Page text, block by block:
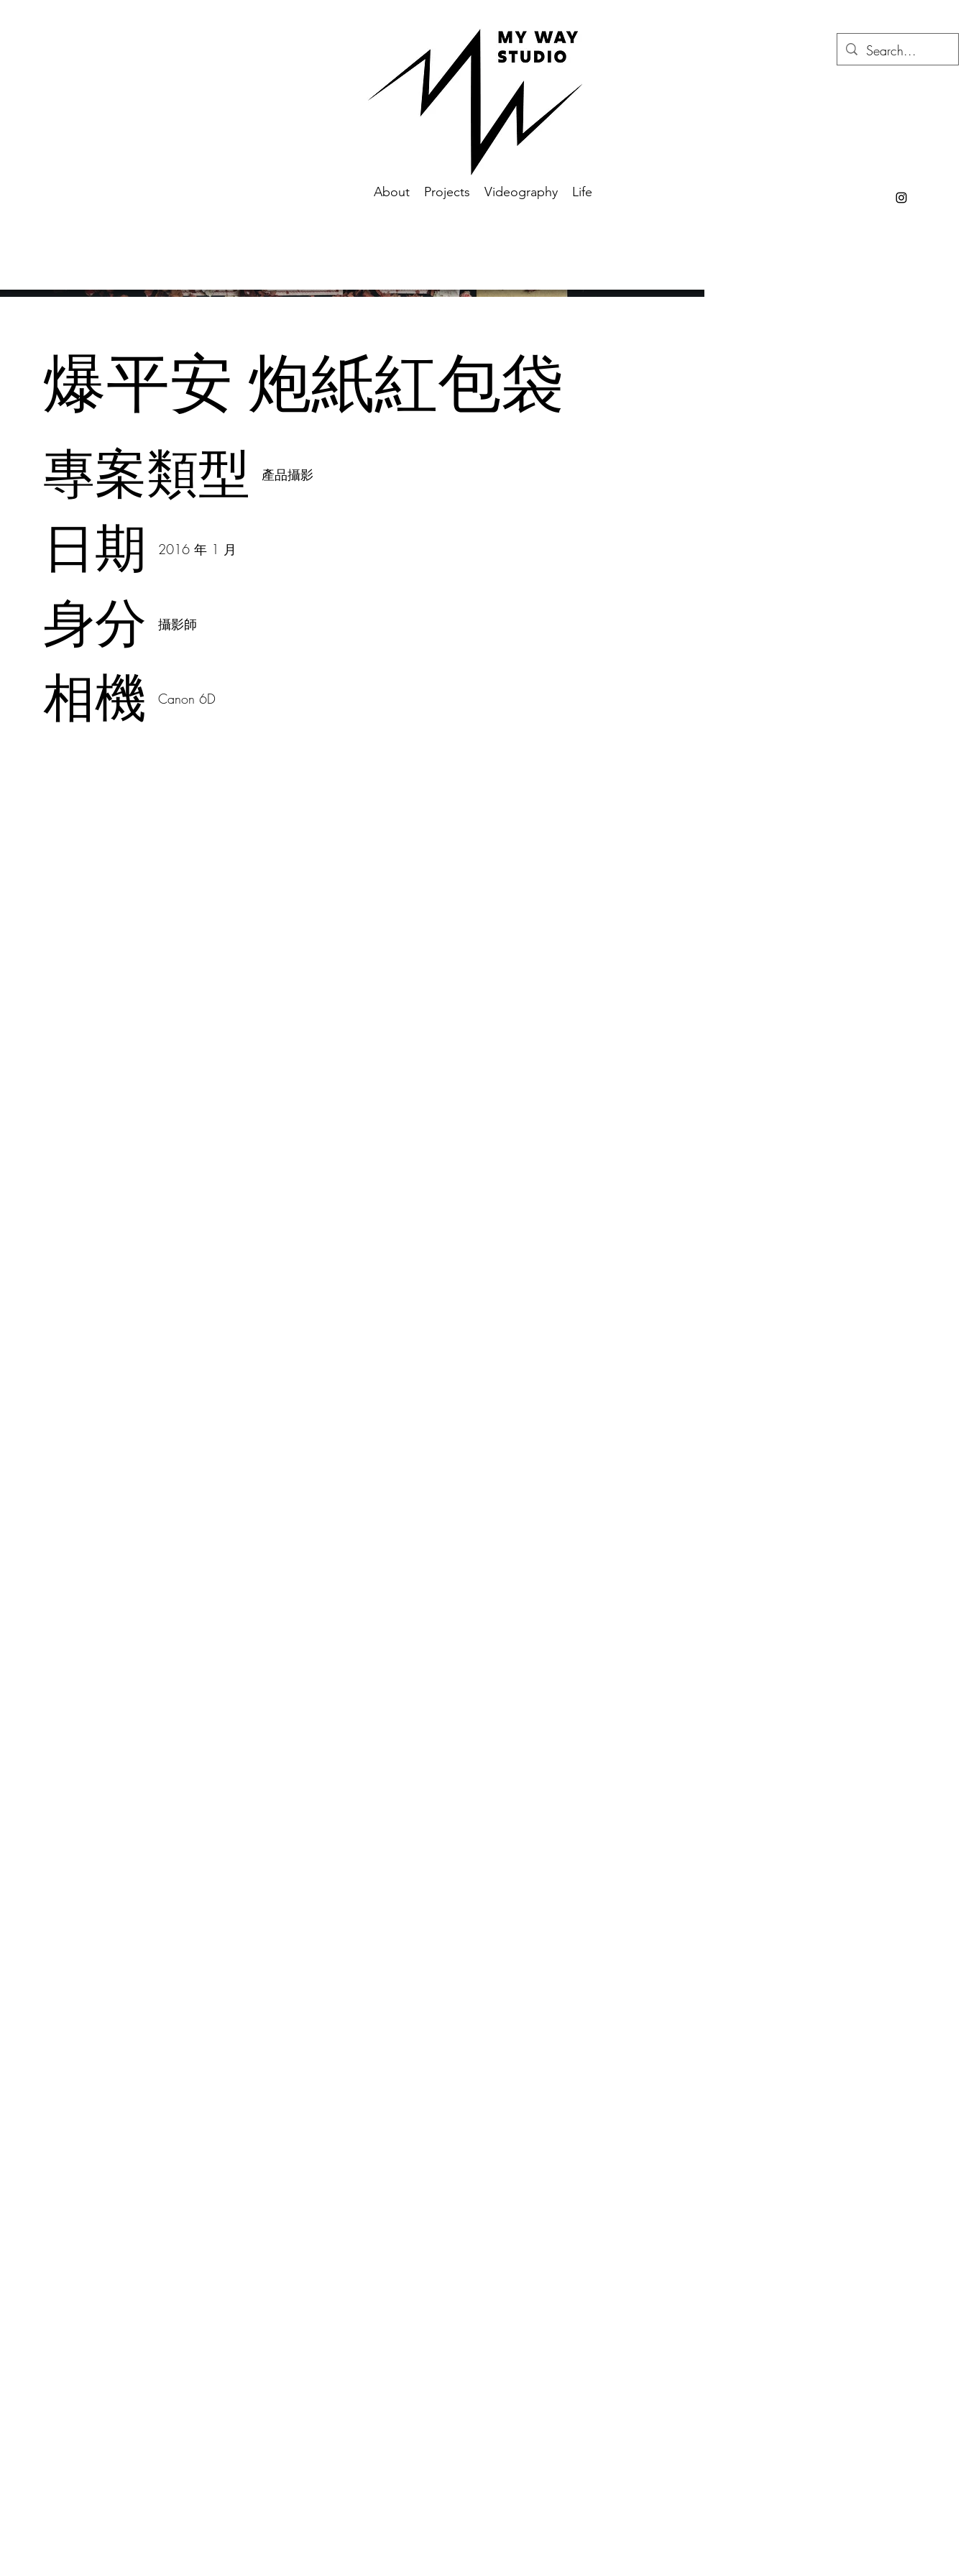
About Projects Videography Life
爆平安 炮紙紅包袋
專案類型 產品攝影
日期 2016 年 1 月
身分 攝影師
相機 Canon 6D